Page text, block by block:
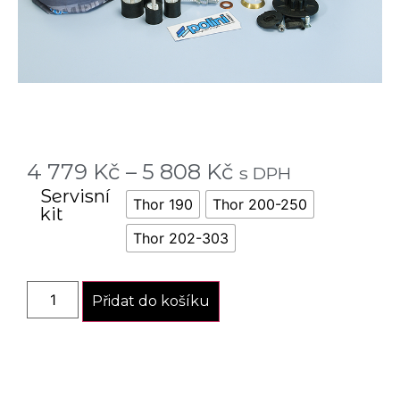
4 779 Kč – 5 808 Kč s DPH
Servisní
kit
Thor 190
Thor 200-250
Thor 202-303
Přidat do košíku